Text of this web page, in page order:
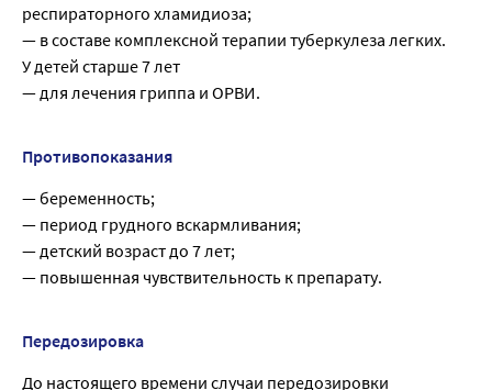
респираторного хламидиоза;
— в составе комплексной терапии туберкулеза легких.
У детей старше 7 лет
— для лечения гриппа и ОРВИ.
Противопоказания
— беременность;
— период грудного вскармливания;
— детский возраст до 7 лет;
— повышенная чувствительность к препарату.
Передозировка
До настоящего времени случаи передозировки